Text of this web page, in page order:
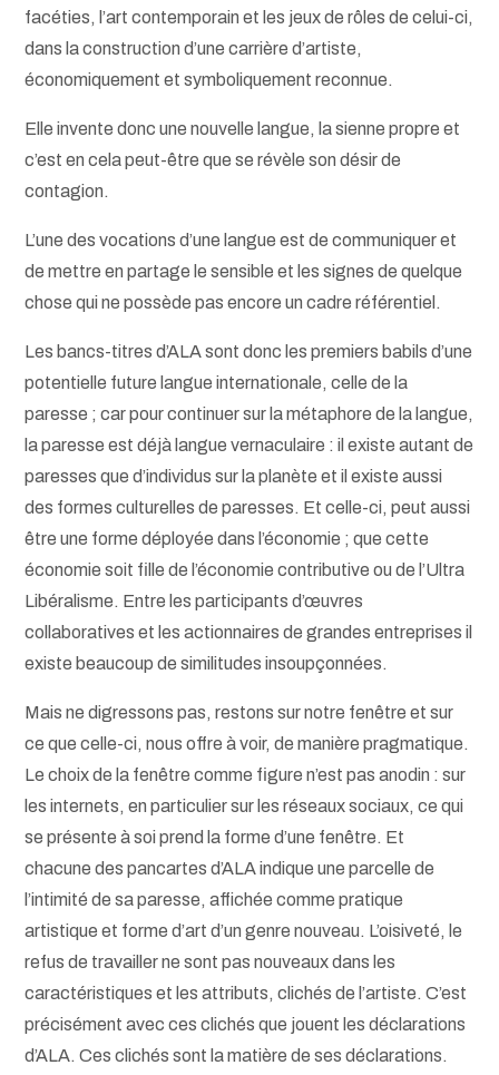
facéties, l’art contemporain et les jeux de rôles de celui-ci,
dans la construction d’une carrière d’artiste,
économiquement et symboliquement reconnue.
Elle invente donc une nouvelle langue, la sienne propre et
c’est en cela peut-être que se révèle son désir de
contagion.
L’une des vocations d’une langue est de communiquer et
de mettre en partage le sensible et les signes de quelque
chose qui ne possède pas encore un cadre référentiel.
Les bancs-titres d’ALA sont donc les premiers babils d’une
potentielle future langue internationale, celle de la
paresse ; car pour continuer sur la métaphore de la langue,
la paresse est déjà langue vernaculaire : il existe autant de
paresses que d’individus sur la planète et il existe aussi
des formes culturelles de paresses. Et celle-ci, peut aussi
être une forme déployée dans l’économie ; que cette
économie soit fille de l’économie contributive ou de l’Ultra
Libéralisme. Entre les participants d’œuvres
collaboratives et les actionnaires de grandes entreprises il
existe beaucoup de similitudes insoupçonnées.
Mais ne digressons pas, restons sur notre fenêtre et sur
ce que celle-ci, nous offre à voir, de manière pragmatique.
Le choix de la fenêtre comme figure n’est pas anodin : sur
les internets, en particulier sur les réseaux sociaux, ce qui
se présente à soi prend la forme d’une fenêtre. Et
chacune des pancartes d’ALA indique une parcelle de
l’intimité de sa paresse, affichée comme pratique
artistique et forme d’art d’un genre nouveau. L’oisiveté, le
refus de travailler ne sont pas nouveaux dans les
caractéristiques et les attributs, clichés de l’artiste. C’est
précisément avec ces clichés que jouent les déclarations
d’ALA. Ces clichés sont la matière de ses déclarations.